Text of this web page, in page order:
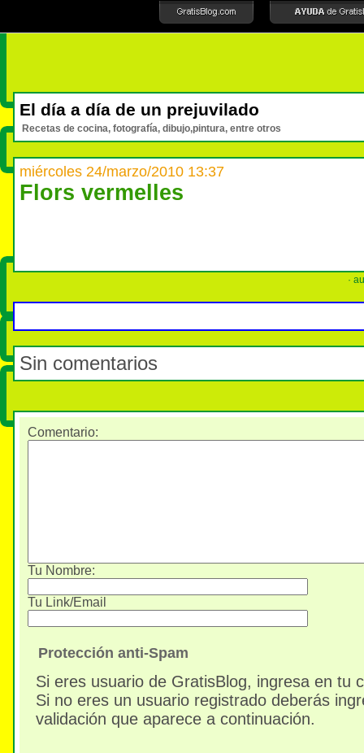
El día a día de un prejuvilado
Recetas de cocina, fotografía, dibujo,pintura, entre otros
miércoles 24/marzo/2010 13:37
Flors vermelles
·
Sin comentarios
Comentario:
Tu Nombre:
Tu Link/Email
Protección anti-Spam
Si eres usuario de GratisBlog, ingresa en tu
Si no eres un usuario registrado deberás
validación que aparece a continuación.